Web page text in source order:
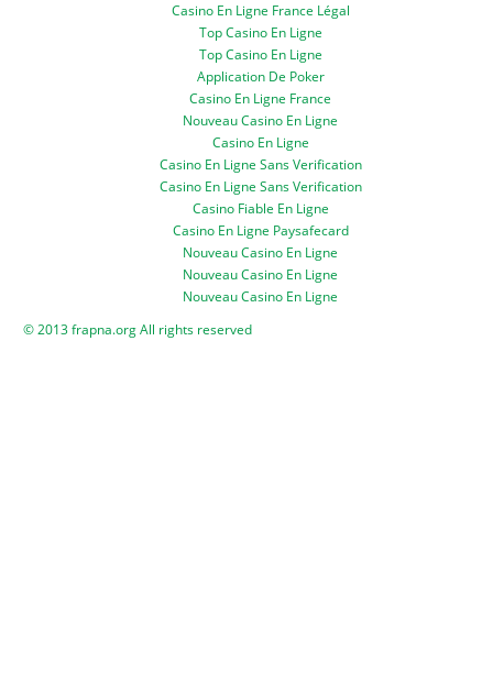
Casino En Ligne France Légal
Top Casino En Ligne
Top Casino En Ligne
Application De Poker
Casino En Ligne France
Nouveau Casino En Ligne
Casino En Ligne
Casino En Ligne Sans Verification
Casino En Ligne Sans Verification
Casino Fiable En Ligne
Casino En Ligne Paysafecard
Nouveau Casino En Ligne
Nouveau Casino En Ligne
Nouveau Casino En Ligne
© 2013 frapna.org All rights reserved